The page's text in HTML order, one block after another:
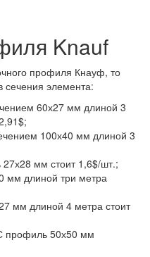
Knauf
профиля Кнауф, то
сечения элемента:
60х27 мм длиной 3
100х40 мм длиной 3
мм стоит 1,6$/шт.;
мм длиной три метра
мм длиной 4 метра стоит
профиль 50х50 мм